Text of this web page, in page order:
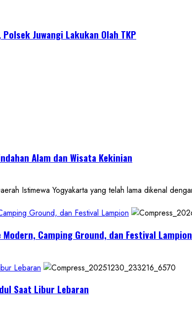
Juwangi Lakukan Olah TKP
Alam dan Wisata Kekinian
Istimewa Yogyakarta yang telah lama dikenal
Ground, dan Festival Lampion
Camping Ground, dan Festival Lampion
Lebaran
Saat Libur Lebaran